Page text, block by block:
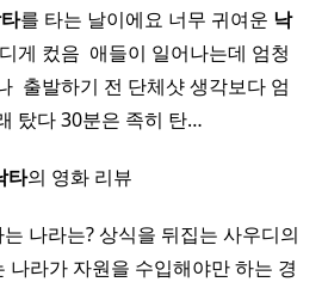
를 타는 날이에요 너무 귀여운 낙
게 컸음 ​ 애들이 일어나는데 엄청
출발하기 전 단체샷 생각보다 엄
탔다 30분은 족히 탄…
타의 영화 리뷰 ​
나라는? 상식을 뒤집는 사우디의
나라가 자원을 수입해야만 하는 경